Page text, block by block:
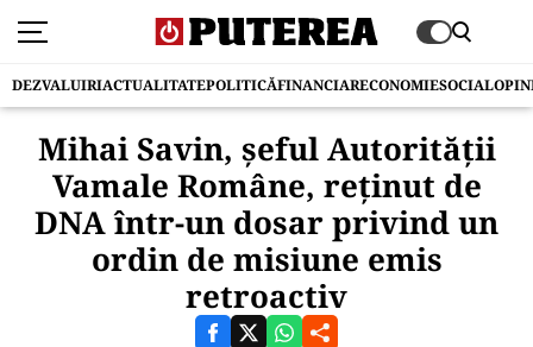
DEZVALUIRIACTUALITATEPOLITICĂFINANCIARECONOMIESOCIAL
Mihai Savin, șeful Autorității
Vamale Române, reținut de
DNA într-un dosar privind un
ordin de misiune emis
retroactiv